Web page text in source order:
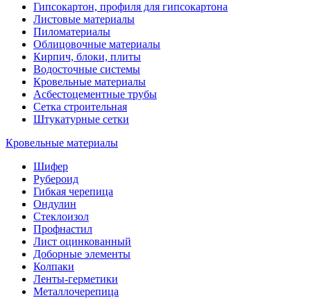
Гипсокартон, профиля для гипсокартона
Листовые материалы
Пиломатериалы
Облицовочные материалы
Кирпич, блоки, плиты
Водосточные системы
Кровельные материалы
Асбестоцементные трубы
Сетка строительная
Штукатурные сетки
Кровельные материалы
Шифер
Рубероид
Гибкая черепица
Ондулин
Стеклоизол
Профнастил
Лист оцинкованный
Доборные элементы
Колпаки
Ленты-герметики
Металлочерепица